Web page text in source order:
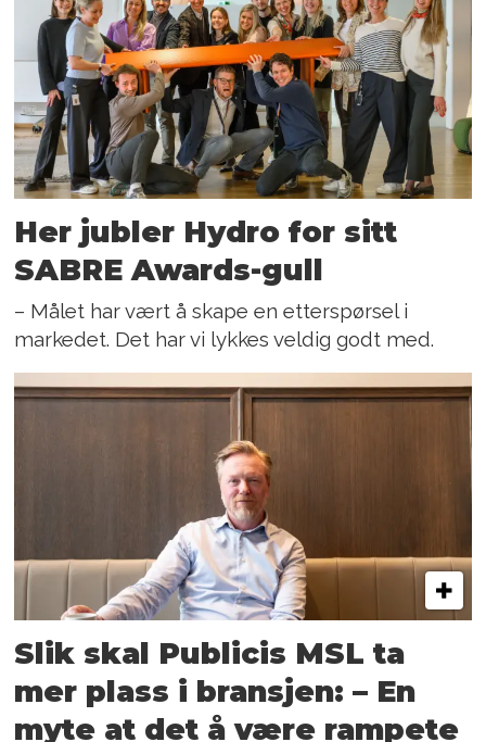
Her jubler Hydro for sitt
SABRE Awards-gull
– Målet har vært å skape en etterspørsel i
markedet. Det har vi lykkes veldig godt med.
Slik skal Publicis MSL ta
mer plass i bransjen: – En
myte at det å være rampete